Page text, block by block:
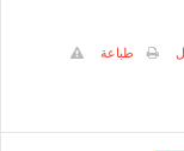
طباعة